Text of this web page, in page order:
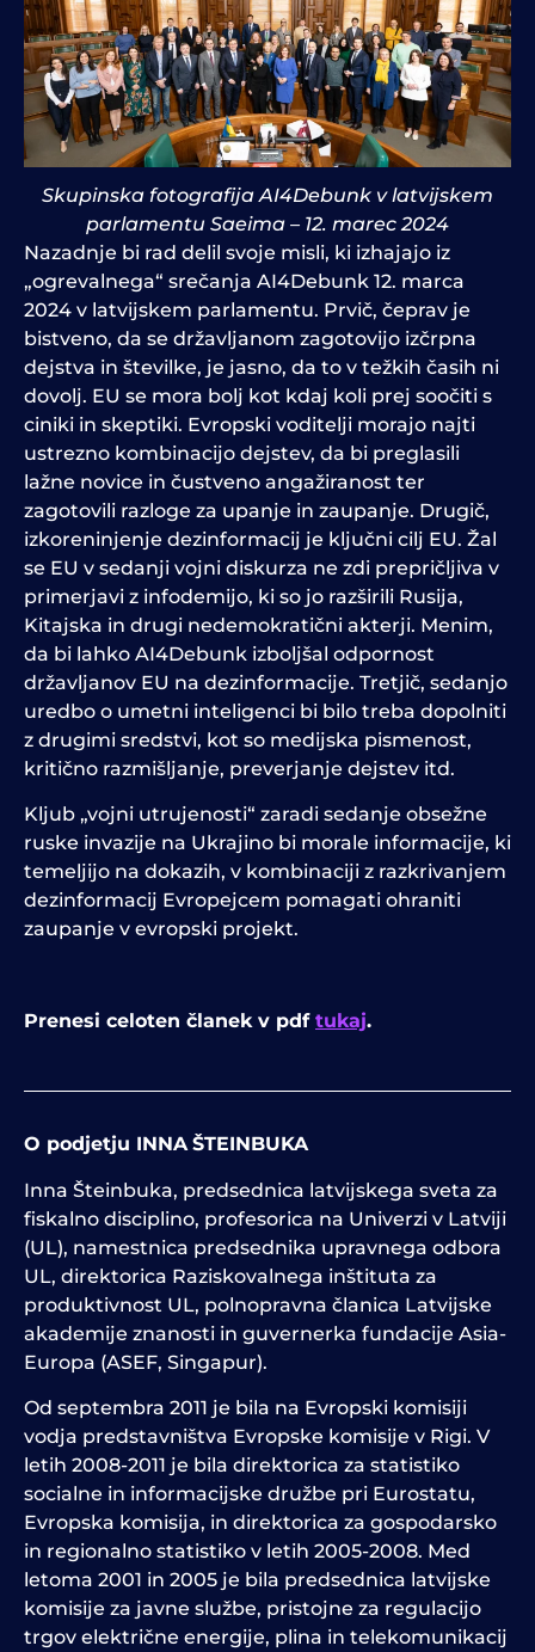
Skupinska fotografija AI4Debunk v latvijskem
parlamentu Saeima – 12. marec 2024
Nazadnje bi rad delil svoje misli, ki izhajajo iz
„ogrevalnega“ srečanja AI4Debunk 12. marca
2024 v latvijskem parlamentu. Prvič, čeprav je
bistveno, da se državljanom zagotovijo izčrpna
dejstva in številke, je jasno, da to v težkih časih ni
dovolj. EU se mora bolj kot kdaj koli prej soočiti s
ciniki in skeptiki. Evropski voditelji morajo najti
ustrezno kombinacijo dejstev, da bi preglasili
lažne novice in čustveno angažiranost ter
zagotovili razloge za upanje in zaupanje. Drugič,
izkoreninjenje dezinformacij je ključni cilj EU. Žal
se EU v sedanji vojni diskurza ne zdi prepričljiva v
primerjavi z infodemijo, ki so jo razširili Rusija,
Kitajska in drugi nedemokratični akterji. Menim,
da bi lahko AI4Debunk izboljšal odpornost
državljanov EU na dezinformacije. Tretjič, sedanjo
uredbo o umetni inteligenci bi bilo treba dopolniti
z drugimi sredstvi, kot so medijska pismenost,
kritično razmišljanje, preverjanje dejstev itd.
Kljub „vojni utrujenosti“ zaradi sedanje obsežne
ruske invazije na Ukrajino bi morale informacije, ki
temeljijo na dokazih, v kombinaciji z razkrivanjem
dezinformacij Evropejcem pomagati ohraniti
zaupanje v evropski projekt.
Prenesi celoten članek v pdf tukaj.
O podjetju INNA ŠTEINBUKA
Inna Šteinbuka, predsednica latvijskega sveta za
fiskalno disciplino, profesorica na Univerzi v Latviji
(UL), namestnica predsednika upravnega odbora
UL, direktorica Raziskovalnega inštituta za
produktivnost UL, polnopravna članica Latvijske
akademije znanosti in guvernerka fundacije Asia-
Europa (ASEF, Singapur).
Od septembra 2011 je bila na Evropski komisiji
vodja predstavništva Evropske komisije v Rigi. V
letih 2008-2011 je bila direktorica za statistiko
socialne in informacijske družbe pri Eurostatu,
Evropska komisija, in direktorica za gospodarsko
in regionalno statistiko v letih 2005-2008. Med
letoma 2001 in 2005 je bila predsednica latvijske
komisije za javne službe, pristojne za regulacijo
trgov električne energije, plina in telekomunikacij